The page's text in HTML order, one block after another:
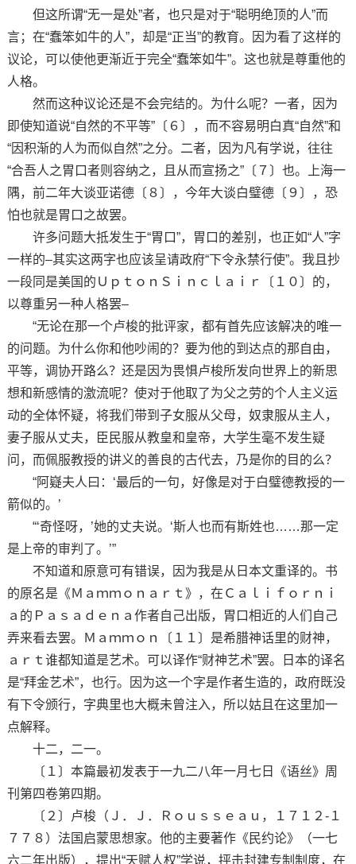
但这所谓“无一是处”者，也只是对于“聪明绝顶的人”而
言；在“蠢笨如牛的人”，却是“正当”的教育。因为看了这样的
议论，可以使他更渐近于完全“蠢笨如牛”。这也就是尊重他的
人格。
然而这种议论还是不会完结的。为什么呢？一者，因为
即使知道说“自然的不平等”〔６〕，而不容易明白真“自然”和
“因积渐的人为而似自然”之分。二者，因为凡有学说，往往
“合吾人之胃口者则容纳之，且从而宣扬之”〔７〕也。上海一
隅，前二年大谈亚诺德〔８〕，今年大谈白璧德〔９〕，恐
怕也就是胃口之故罢。
许多问题大抵发生于“胃口”，胃口的差别，也正如“人”字
一样的–其实这两字也应该呈请政府“下令永禁行使”。我且抄
一段同是美国的ＵｐｔｏｎＳｉｎｃｌａｉｒ〔１０〕的，
以尊重另一种人格罢–
“无论在那一个卢梭的批评家，都有首先应该解决的唯一
的问题。为什么你和他吵闹的？要为他的到达点的那自由，
平等，调协开路么？还是因为畏惧卢梭所发向世界上的新思
想和新感情的激流呢？使对于他取了为父之劳的个人主义运
动的全体怀疑，将我们带到子女服从父母，奴隶服从主人，
妻子服从丈夫，臣民服从教皇和皇帝，大学生毫不发生疑
问，而佩服教授的讲义的善良的古代去，乃是你的目的么？
“阿嶷夫人曰：‘最后的一句，好像是对于白璧德教授的一
箭似的。’
“‘奇怪呀，’她的丈夫说。‘斯人也而有斯姓也……那一定
是上帝的审判了。’”
不知道和原意可有错误，因为我是从日本文重译的。书
的原名是《Ｍａｍｍｏｎａｒｔ》，在Ｃａｌｉｆｏｒｎｉ
ａ的Ｐａｓａｄｅｎａ作者自己出版，胃口相近的人们自己
弄来看去罢。Ｍａｍｍｏｎ〔１１〕是希腊神话里的财神，
ａｒｔ谁都知道是艺术。可以译作“财神艺术”罢。日本的译名
是“拜金艺术”，也行。因为这一个字是作者生造的，政府既没
有下令颁行，字典里也大概未曾注入，所以姑且在这里加一
点解释。
十二，二一。
〔１〕本篇最初发表于一九二八年一月七日《语丝》周
刊第四卷第四期。
〔２〕卢梭（Ｊ．Ｊ．Ｒｏｕｓｓｅａｕ，１７１２-１
７７８）法国启蒙思想家。他的主要著作《民约论》（一七
六二年出版），提出“天赋人权”学说，抨击封建专制制度，在